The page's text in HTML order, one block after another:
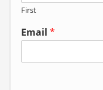
First
Email *